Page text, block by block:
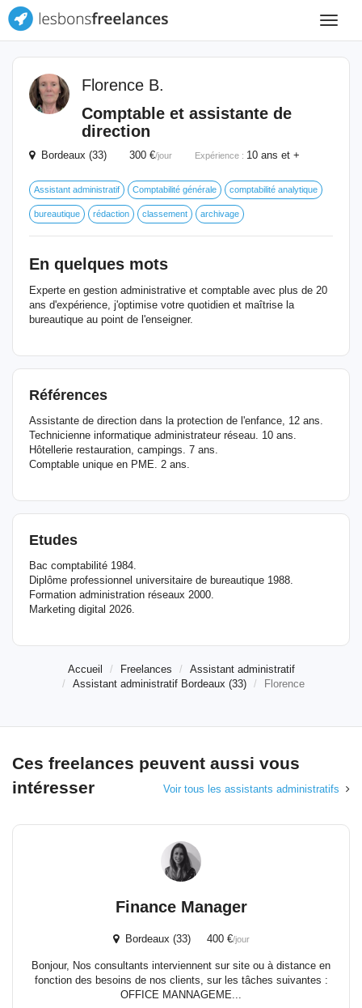
Toggle
Florence B.
Comptable et assistante de
direction
Bordeaux (33) 300 €/jour Expérience : 10 ans et +
Assistant administratif Comptabilité générale comptabilité analytique
bureautique rédaction classement archivage
En quelques mots
Experte en gestion administrative et comptable avec plus de 20
ans d'expérience, j'optimise votre quotidien et maîtrise la
bureautique au point de l'enseigner.
Références
Assistante de direction dans la protection de l'enfance, 12 ans.
Technicienne informatique administrateur réseau. 10 ans.
Hôtellerie restauration, campings. 7 ans.
Comptable unique en PME. 2 ans.
Etudes
Bac comptabilité 1984.
Diplôme professionnel universitaire de bureautique 1988.
Formation administration réseaux 2000.
Marketing digital 2026.
Accueil Freelances
Assistant administratif
Assistant administratif Bordeaux (33)
Florence
Ces freelances peuvent aussi vous
intéresser
Voir tous les assistants administratifs
Finance Manager
Bordeaux (33) 400 €/jour
Bonjour, Nos consultants interviennent sur site ou à distance en
fonction des besoins de nos clients, sur les tâches suivantes :
OFFICE MANNAGEME...